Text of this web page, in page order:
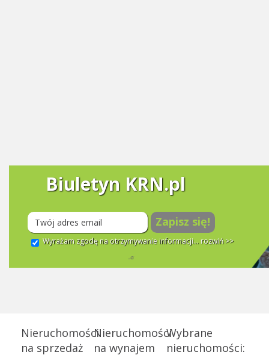
Biuletyn KRN.pl
Zapisz się!
Wyrażam zgodę na otrzymywanie informacji... rozwiń >>
Nieruchomości
na sprzedaż
Nieruchomości
na wynajem
Wybrane
nieruchomości: